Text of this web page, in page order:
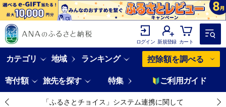
ログイン 新規登録 カート
カテゴリ 地域 ランキング 控除額を調べる
寄付額 旅先を探す 特集 ご利用ガイド
「ふるさとチョイス」システム連携に関して